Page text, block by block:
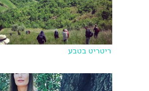
ריטריט בטבע